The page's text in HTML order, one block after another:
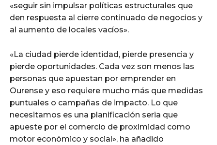
«seguir sin impulsar políticas estructurales que
den respuesta al cierre continuado de negocios y
al aumento de locales vacíos».
«La ciudad pierde identidad, pierde presencia y
pierde oportunidades. Cada vez son menos las
personas que apuestan por emprender en
Ourense y eso requiere mucho más que medidas
puntuales o campañas de impacto. Lo que
necesitamos es una planificación seria que
apueste por el comercio de proximidad como
motor económico y social», ha añadido